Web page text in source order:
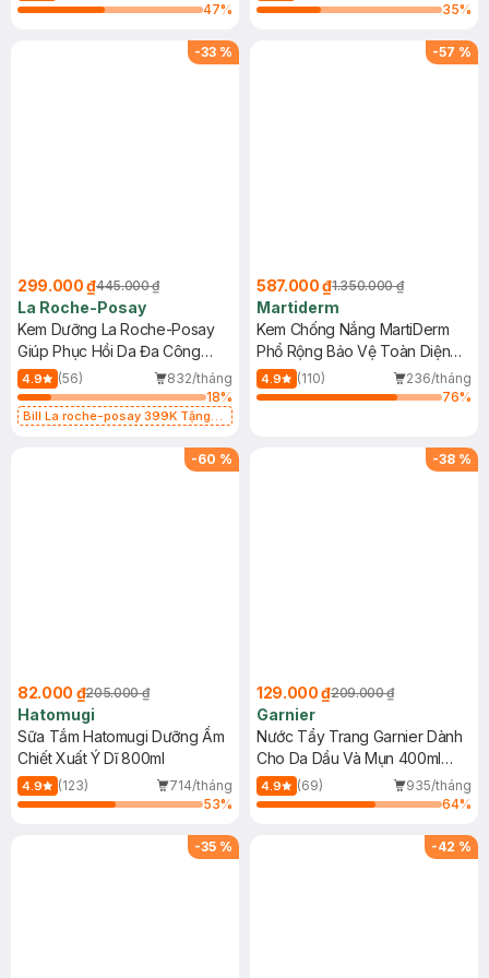
47%
35%
-33 %
299.000 ₫445.000 ₫
La Roche-Posay
Kem Dưỡng La Roche-Posay
Giúp Phục Hồi Da Đa Công
Dụng 40ml
4.9 (56)
832/tháng
18%
Bill La roche-posay 399K Tặng
-57 %
587.000 ₫1.350.000 ₫
Martiderm
Kem Chống Nắng MartiDerm
Phổ Rộng Bảo Vệ Toàn Diện
40ml
4.9 (110)
236/tháng
76%
-60 %
82.000 ₫205.000 ₫
Hatomugi
Sữa Tắm Hatomugi Dưỡng Ẩm
Chiết Xuất Ý Dĩ 800ml
4.9 (123)
714/tháng
53%
-38 %
129.000 ₫209.000 ₫
Garnier
Nước Tẩy Trang Garnier Dành
Cho Da Dầu Và Mụn 400ml
(Mới)
4.9 (69)
935/tháng
64%
-35 % -42 %